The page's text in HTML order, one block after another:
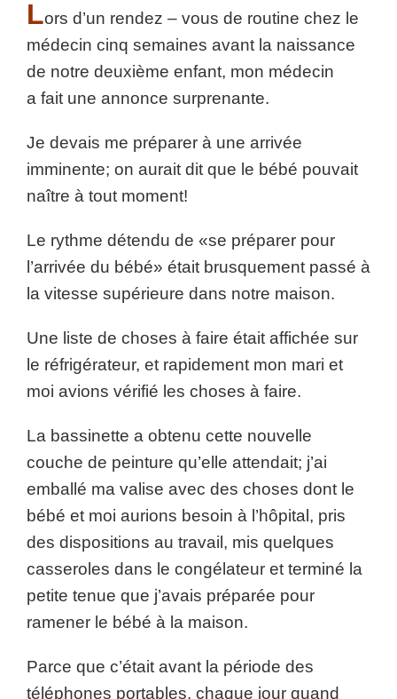
Lors d’un rendez – vous de routine chez le
médecin cinq semaines avant la naissance
de notre deuxième enfant, mon médecin
a fait une annonce surprenante.
Je devais me préparer à une arrivée
imminente; on aurait dit que le bébé pouvait
naître à tout moment!
Le rythme détendu de «se préparer pour
l’arrivée du bébé» était brusquement passé à
la vitesse supérieure dans notre maison.
Une liste de choses à faire était affichée sur
le réfrigérateur, et rapidement mon mari et
moi avions vérifié les choses à faire.
La bassinette a obtenu cette nouvelle
couche de peinture qu’elle attendait; j’ai
emballé ma valise avec des choses dont le
bébé et moi aurions besoin à l’hôpital, pris
des dispositions au travail, mis quelques
casseroles dans le congélateur et terminé la
petite tenue que j’avais préparée pour
ramener le bébé à la maison.
Parce que c’était avant la période des
téléphones portables, chaque jour quand